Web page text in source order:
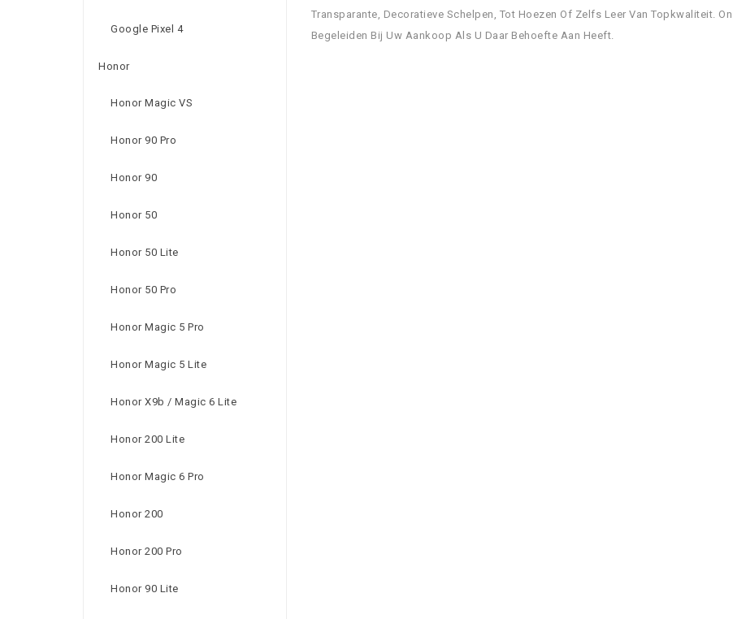
Google Pixel 4
Honor
Honor Magic VS
Honor 90 Pro
Honor 90
Honor 50
Honor 50 Lite
Honor 50 Pro
Honor Magic 5 Pro
Honor Magic 5 Lite
Honor X9b / Magic 6 Lite
Honor 200 Lite
Honor Magic 6 Pro
Honor 200
Honor 200 Pro
Honor 90 Lite
Transparante, Decoratieve Schelpen, Tot Hoezen Of Zelfs Leer Van Topkwaliteit.
Begeleiden Bij Uw Aankoop Als U Daar Behoefte Aan Heeft.